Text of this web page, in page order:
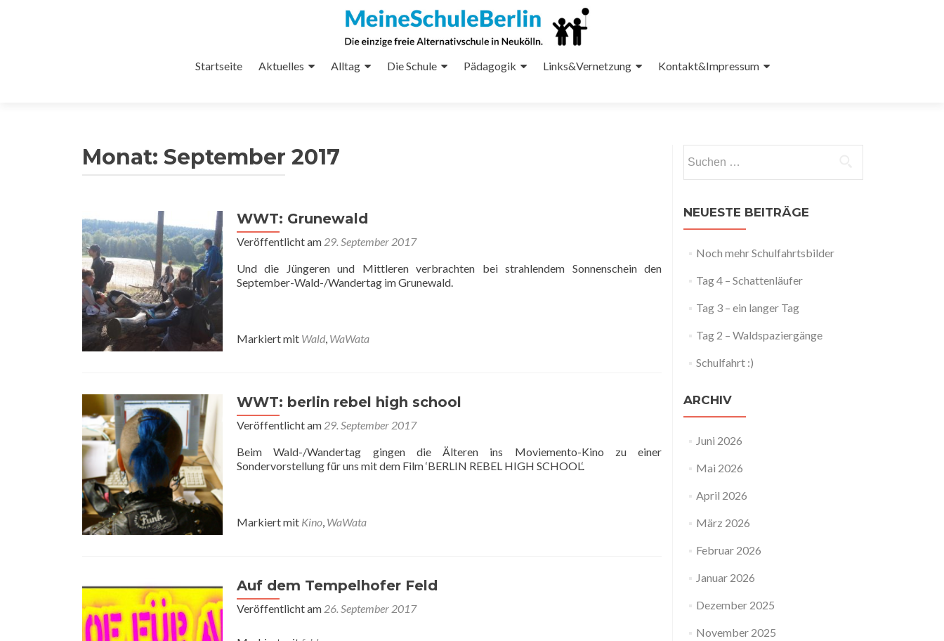
Startseite Aktuelles Alltag Die Schule Pädagogik Links&Vernetzung Kontakt&Impressum
Monat: September 2017
WWT: Grunewald
Veröffentlicht am 29. September 2017
Und die Jüngeren und Mittleren verbrachten bei strahlendem Sonnenschein den
September-Wald-/Wandertag im Grunewald.
Markiert mit Wald, WaWata
WWT: berlin rebel high school
Veröffentlicht am 29. September 2017
Beim Wald-/Wandertag gingen die Älteren ins Moviemento-Kino zu einer
Sondervorstellung für uns mit dem Film ‘BERLIN REBEL HIGH SCHOOL‘.
Markiert mit Kino, WaWata
Auf dem Tempelhofer Feld
Veröffentlicht am 26. September 2017
nach:
NEUESTE BEITRÄGE
Noch mehr Schulfahrtsbilder
Tag 4 – Schattenläufer
Tag 3 – ein langer Tag
Tag 2 – Waldspaziergänge
Schulfahrt :)
ARCHIV
Juni 2026
Mai 2026
April 2026
März 2026
Februar 2026
Januar 2026
Dezember 2025
November 2025